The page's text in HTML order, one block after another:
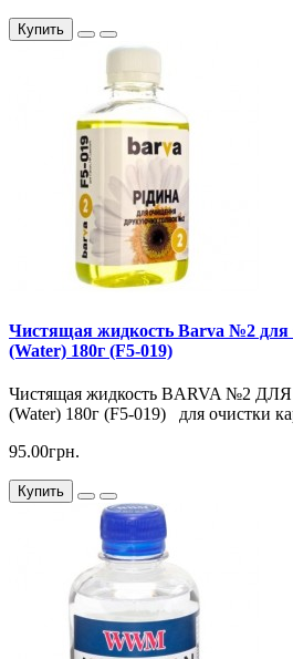
Купить
Чистящая жидкость Barva №2
(Water) 180г (F5-019)
Чистящая жидкость BARVA №2
(Water) 180г (F5-019) для очистки
95.00грн.
Купить